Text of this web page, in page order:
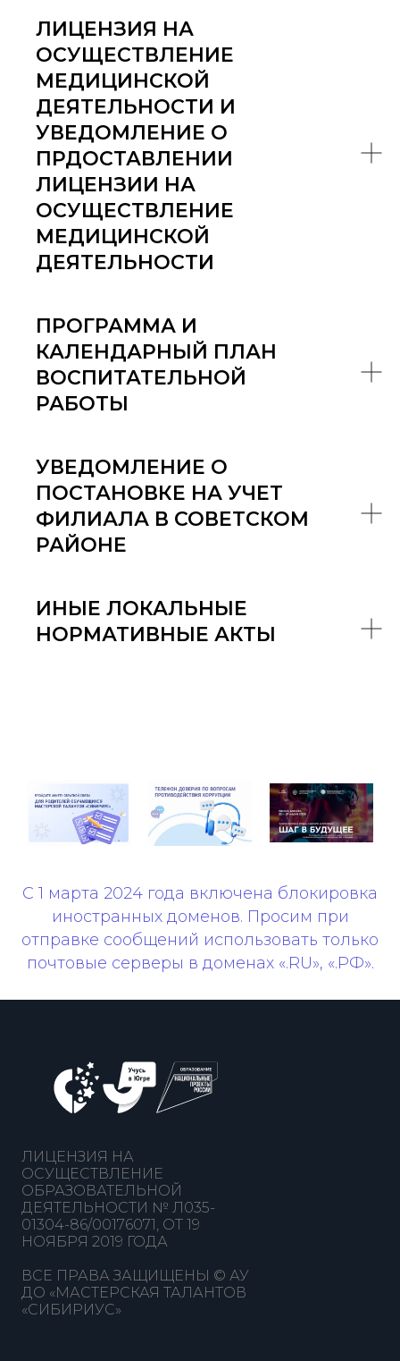
ЛИЦЕНЗИЯ НА
ОСУЩЕСТВЛЕНИЕ
МЕДИЦИНСКОЙ
ДЕЯТЕЛЬНОСТИ И
УВЕДОМЛЕНИЕ О
ПРДОСТАВЛЕНИИ
ЛИЦЕНЗИИ НА
ОСУЩЕСТВЛЕНИЕ
МЕДИЦИНСКОЙ
ДЕЯТЕЛЬНОСТИ
ПРОГРАММА И
КАЛЕНДАРНЫЙ ПЛАН
ВОСПИТАТЕЛЬНОЙ
РАБОТЫ
УВЕДОМЛЕНИЕ О
ПОСТАНОВКЕ НА УЧЕТ
ФИЛИАЛА В СОВЕТСКОМ
РАЙОНЕ
ИНЫЕ ЛОКАЛЬНЫЕ
НОРМАТИВНЫЕ АКТЫ
С 1 марта 2024 года включена блокировка
иностранных доменов. Просим при
отправке сообщений использовать только
почтовые серверы в доменах «.RU», «.РФ».
ЛИЦЕНЗИЯ НА
ОСУЩЕСТВЛЕНИЕ
ОБРАЗОВАТЕЛЬНОЙ
ДЕЯТЕЛЬНОСТИ № Л035-
01304-86/00176071, ОТ 19
НОЯБРЯ 2019 ГОДА
ВСЕ ПРАВА ЗАЩИЩЕНЫ © АУ
ДО «МАСТЕРСКАЯ ТАЛАНТОВ
«СИБИРИУС»